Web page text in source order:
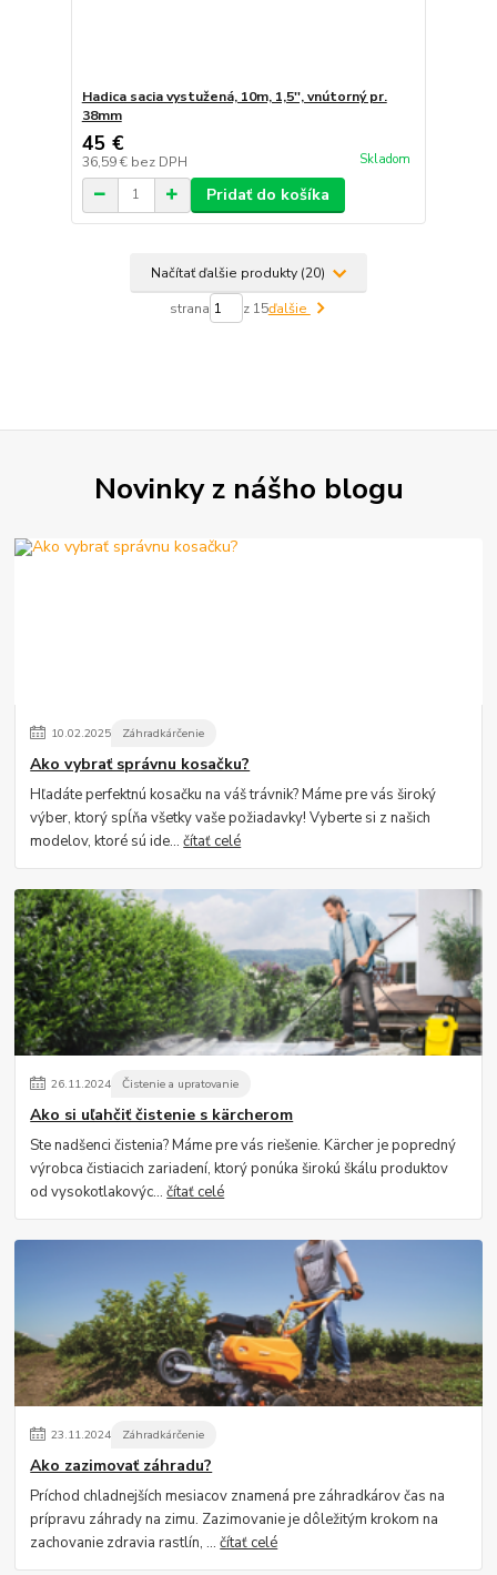
Hadica sacia vystužená, 10m, 1,5'', vnútorný pr.
38mm
45 €
36,59 € bez DPH Skladom
Pridať do košíka
Načítať ďalšie produkty (20)
strana z 15ďalšie
Novinky z nášho blogu
10.02.2025 Záhradkárčenie
Ako vybrať správnu kosačku?
Hľadáte perfektnú kosačku na váš trávnik? Máme pre vás široký
výber, ktorý spĺňa všetky vaše požiadavky! Vyberte si z našich
modelov, ktoré sú ide...čítať celé
26.11.2024 Čistenie a upratovanie
Ako si uľahčiť čistenie s kärcherom
Ste nadšenci čistenia? Máme pre vás riešenie. Kärcher je popredný
výrobca čistiacich zariadení, ktorý ponúka širokú škálu produktov
od vysokotlakovýc...čítať celé
23.11.2024 Záhradkárčenie
Ako zazimovať záhradu?
Príchod chladnejších mesiacov znamená pre záhradkárov čas na
prípravu záhrady na zimu. Zazimovanie je dôležitým krokom na
zachovanie zdravia rastlín, ...čítať celé